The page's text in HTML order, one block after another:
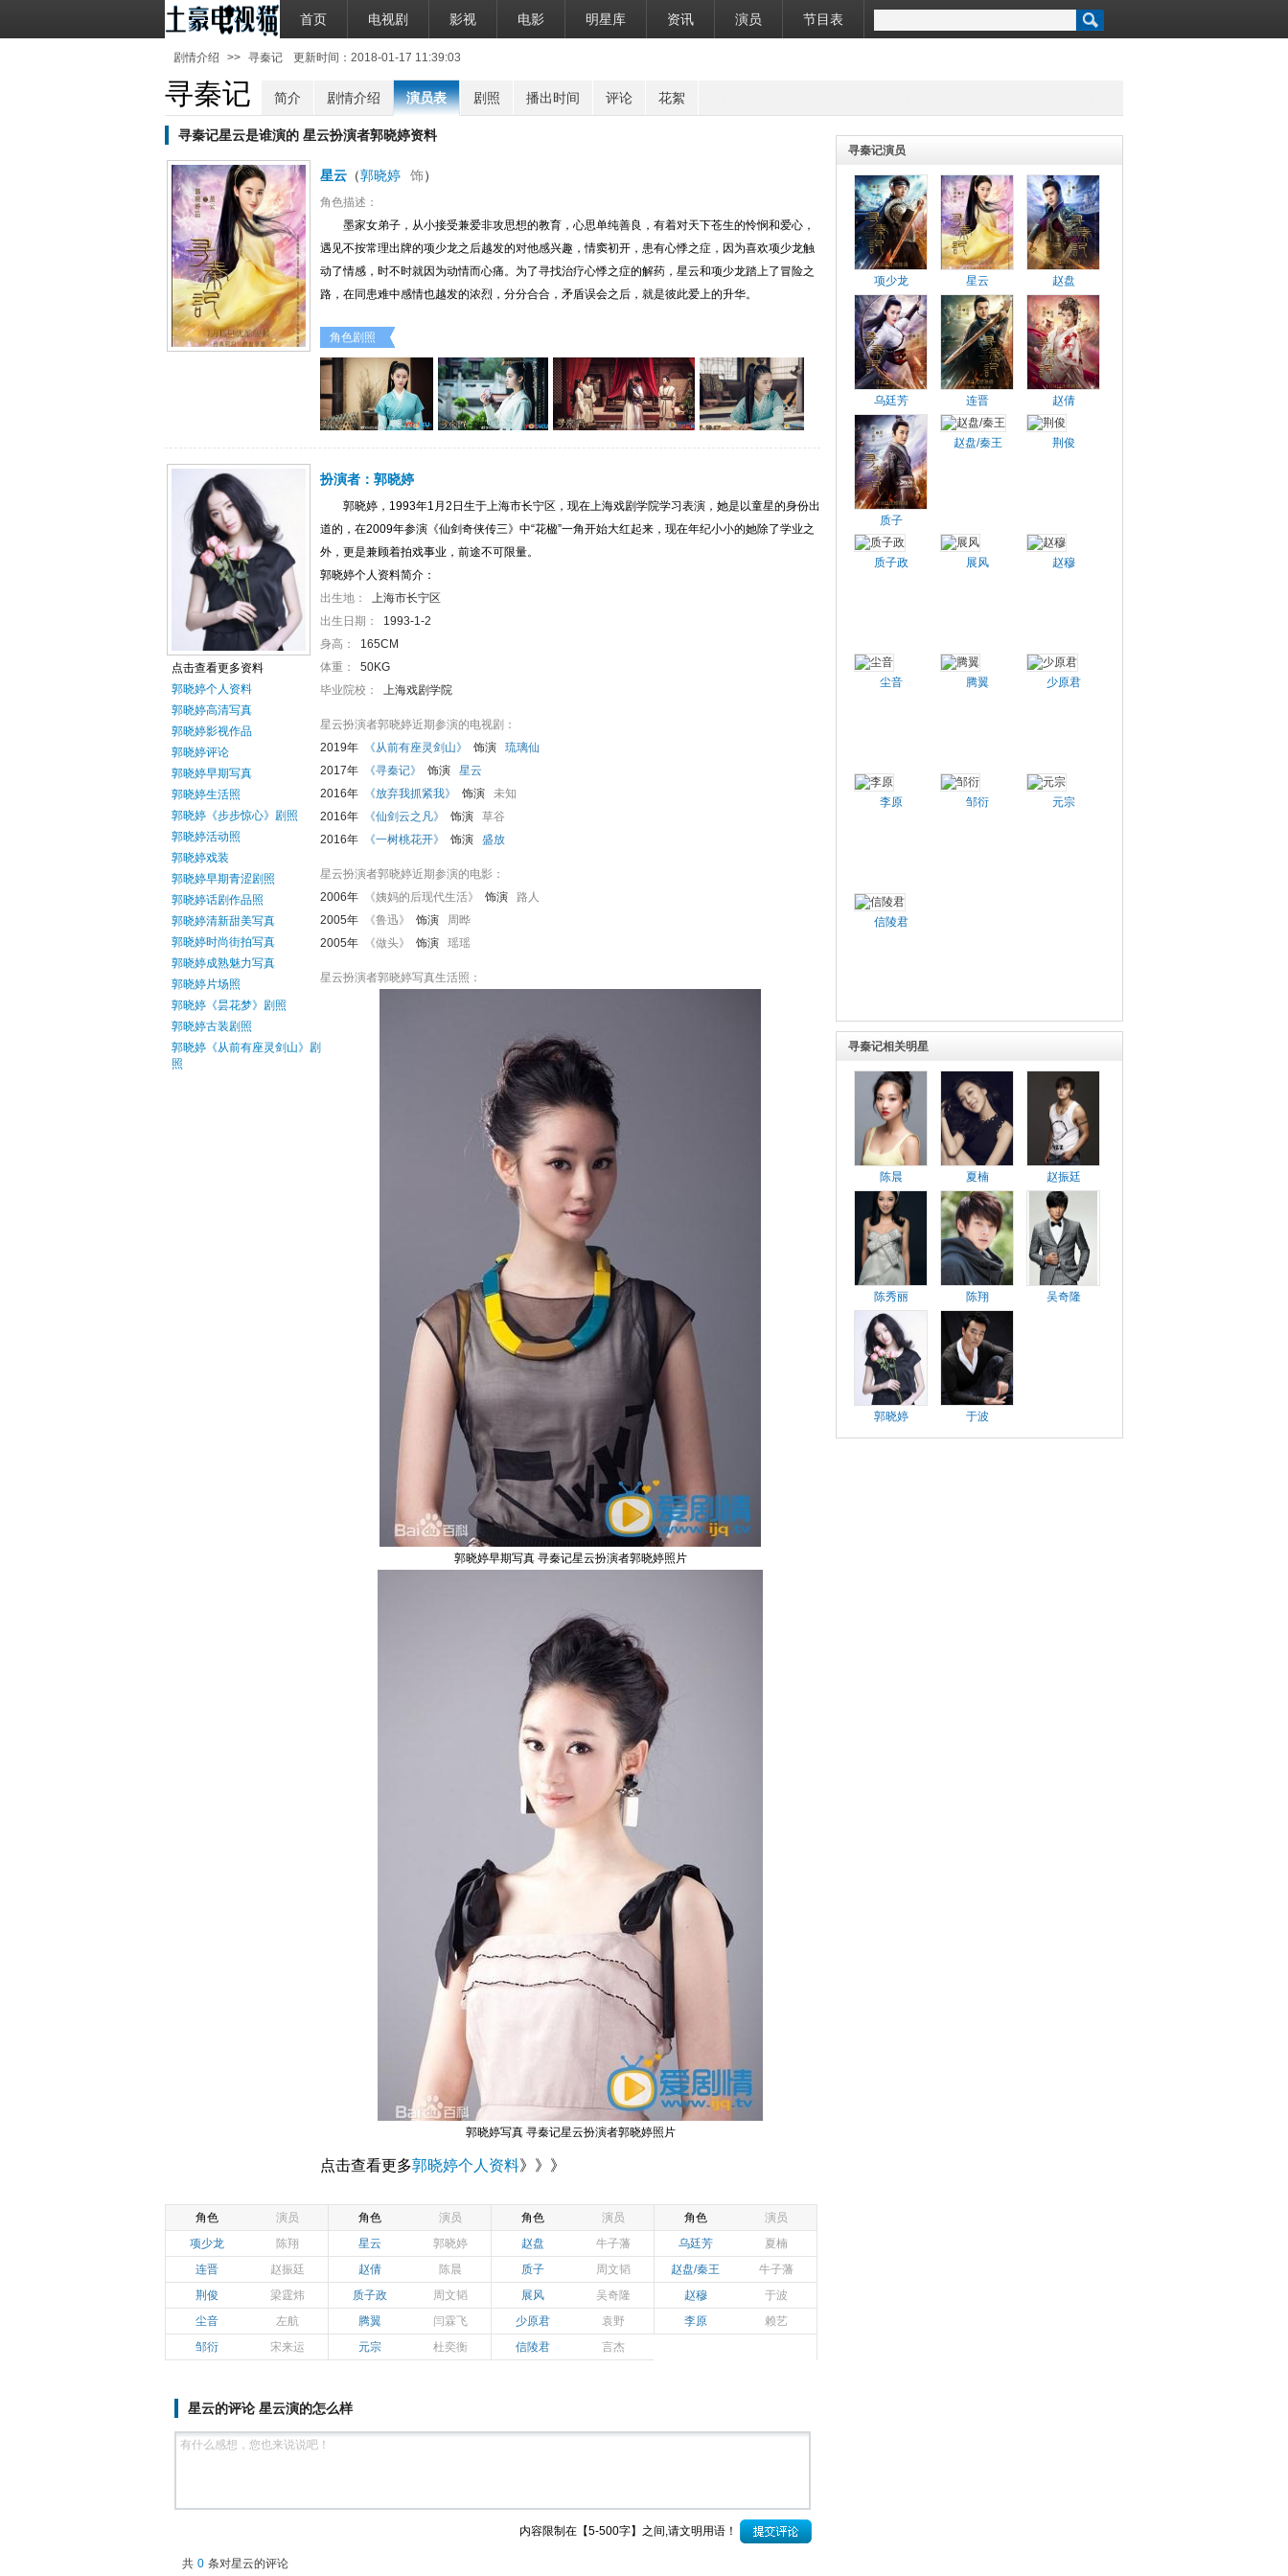
首页 电视剧 影视 电影 明星库 资讯 演员 节目表
剧情介绍 >> 寻秦记 更新时间：2018-01-17 11:39:03
寻秦记 简介 剧情介绍 演员表 剧照 播出时间 评论 花絮
寻秦记星云是谁演的 星云扮演者郭晓婷资料
星云 （郭晓婷 饰）
角色描述：
墨家女弟子，从小接受兼爱非攻思想的教育，心思单纯善良，有着对天下苍生的怜悯和爱心，
遇见不按常理出牌的项少龙之后越发的对他感兴趣，情窦初开，患有心悸之症，因为喜欢项少龙触
动了情感，时不时就因为动情而心痛。为了寻找治疗心悸之症的解药，星云和项少龙踏上了冒险之
路，在同患难中感情也越发的浓烈，分分合合，矛盾误会之后，就是彼此爱上的升华。
角色剧照
点击查看更多资料
郭晓婷个人资料
郭晓婷高清写真
郭晓婷影视作品
郭晓婷评论
郭晓婷早期写真
郭晓婷生活照
郭晓婷《步步惊心》剧照
郭晓婷活动照
郭晓婷戏装
郭晓婷早期青涩剧照
郭晓婷话剧作品照
郭晓婷清新甜美写真
郭晓婷时尚街拍写真
郭晓婷成熟魅力写真
郭晓婷片场照
郭晓婷《昙花梦》剧照
郭晓婷古装剧照
郭晓婷《从前有座灵剑山》剧
照
扮演者： 郭晓婷
郭晓婷，1993年1月2日生于上海市长宁区，现在上海戏剧学院学习表演，她是以童星的身份出
道的，在2009年参演《仙剑奇侠传三》中“花楹”一角开始大红起来，现在年纪小小的她除了学业之
外，更是兼顾着拍戏事业，前途不可限量。
郭晓婷个人资料简介：
出生地：
上海市长宁区
出生日期：
1993-1-2
身高：
165CM
体重：
50KG
毕业院校：
上海戏剧学院
星云扮演者郭晓婷近期参演的电视剧：
2019年
《从前有座灵剑山》 饰演
琉璃仙
2017年
《寻秦记》 饰演
星云
2016年
《放弃我抓紧我》 饰演
未知
2016年
《仙剑云之凡》 饰演
草谷
2016年
《一树桃花开》 饰演 盛放
星云扮演者郭晓婷近期参演的电影：
2006年
《姨妈的后现代生活》 饰演
路人
2005年
《鲁迅》 饰演
周晔
2005年
《做头》 饰演 瑶瑶
星云扮演者郭晓婷写真生活照：
郭晓婷早期写真 寻秦记星云扮演者郭晓婷照片
郭晓婷写真 寻秦记星云扮演者郭晓婷照片
点击查看更多郭晓婷个人资料》》》
角色 演员 角色 演员 角色 演员 角色
演员
项少龙
陈翔 星云 郭晓婷 赵盘 牛子藩 乌廷芳
夏楠
连晋
赵振廷 赵倩 陈晨 质子 周文韬 赵盘/秦王
牛子藩
荆俊
梁霆炜 质子政 周文韬 展风 吴奇隆 赵穆
于波
尘音
左航 腾翼 闫霖飞 少原君 袁野 李原
赖艺
邹衍
宋来运 元宗 杜奕衡 信陵君 言杰
星云的评论 星云演的怎么样
内容限制在【5-500字】之间,请文明用语！
共 0 条对星云的评论
寻秦记演员
项少龙 星云 赵盘
乌廷芳 连晋 赵倩
质子
赵盘/秦王 荆俊
质子政 展风 赵穆
尘音 腾翼 少原君
李原 邹衍 元宗
信陵君
寻秦记相关明星
陈晨 夏楠 赵振廷
陈秀丽 陈翔 吴奇隆
郭晓婷 于波